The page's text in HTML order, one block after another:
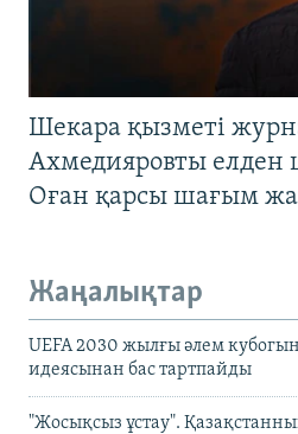
Шекара қызметі
Ахмедияровты
Оған қарсы шағым
Жаңалықтар
UEFA 2030 жылғы әлем
идеясынан бас тартпайды
"Жосықсыз ұстау".